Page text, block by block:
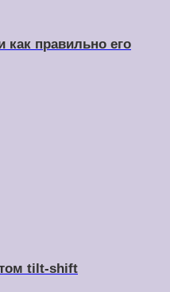
как правильно его
tilt-shift